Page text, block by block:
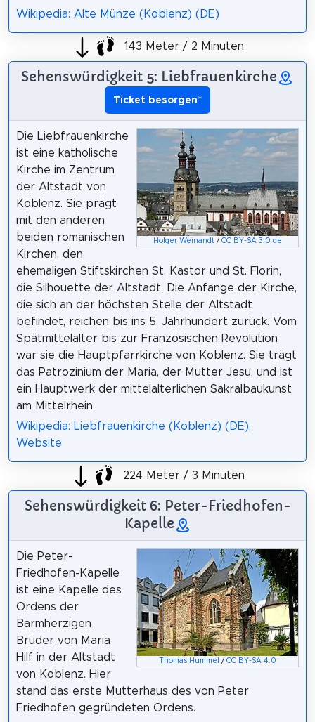
Wikipedia: Alte Münze (Koblenz) (DE)
143 Meter / 2 Minuten
Sehenswürdigkeit 5: Liebfrauenkirche
Ticket besorgen*
Holger Weinandt /CC BY-SA 3.0 de
Die Liebfrauenkirche
ist eine katholische
Kirche im Zentrum
der Altstadt von
Koblenz. Sie prägt
mit den anderen
beiden romanischen
Kirchen, den
ehemaligen Stiftskirchen St. Kastor und St. Florin,
die Silhouette der Altstadt. Die Anfänge der Kirche,
die sich an der höchsten Stelle der Altstadt
befindet, reichen bis ins 5. Jahrhundert zurück. Vom
Spätmittelalter bis zur Französischen Revolution
war sie die Hauptpfarrkirche von Koblenz. Sie trägt
das Patrozinium der Maria, der Mutter Jesu, und ist
ein Hauptwerk der mittelalterlichen Sakralbaukunst
am Mittelrhein.
Wikipedia: Liebfrauenkirche (Koblenz) (DE),
Website
224 Meter / 3 Minuten
Sehenswürdigkeit 6: Peter-Friedhofen-
Kapelle
Thomas Hummel /CC BY-SA 4.0
Die Peter-
Friedhofen-Kapelle
ist eine Kapelle des
Ordens der
Barmherzigen
Brüder von Maria
Hilf in der Altstadt
von Koblenz. Hier
stand das erste Mutterhaus des von Peter
Friedhofen gegründeten Ordens.